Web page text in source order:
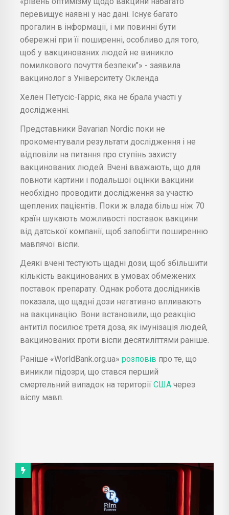
перевищує наявні у нас дані. Існує багато
прогалин в інформації, і ми повинні бути
обережні при її поширенні, особливо для того,
щоб у вакцинованих людей не виникло
помилкового почуття безпеки"» - заявила
вакцинолог з Університету Окленда
Хелен Петусіс-Гарріс, яка не брала участі у
дослідженні.
Представники Bavarian Nordic поки не
прокоментували результати дослідження і не
відповіли на питання про ступінь захисту
вакцинованих людей. Вчені вважають, що для
повноти картини і подальшої оцінки вакцини
необхідно проводити дослідження за участю
щеплених пацієнтів. Поки ж влада більш ніж 70
країн шукають можливості поставок вакцини
від датської компанії, щоб запобігти поширенню
мавпячої віспи.
Деякі вчені тестують щадні дози, щоб збільшити
кількість вакцинованих в умовах обмежених
поставок препарату. Однак робота дослідників
показала, що щадні дози негативно впливають
на вакцинацію. Вони встановили, що реакцію
антитіл посилює третя доза, як імунізація людей,
вакцинованих проти віспи десятиліттями раніше.
Раніше «WorldBank.org.ua» розповів про те, що
виникли підозри, що стався перший
смертельний випадок на території США через
віспу мавп.